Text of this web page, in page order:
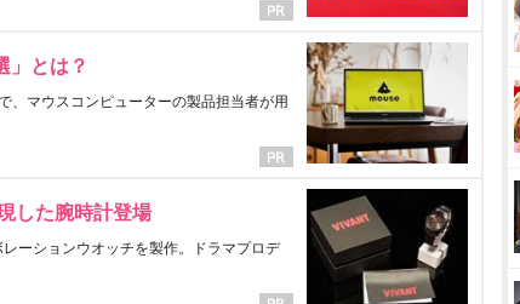
」とは？
、マウスコンピューターの製品担当者が用
した腕時計登場
ーションウオッチを製作。ドラマプロデ